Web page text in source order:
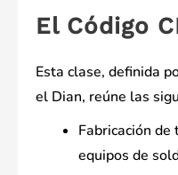
El Código
Esta clase, definida
el Dian, reúne las
Fabricación
equipos de